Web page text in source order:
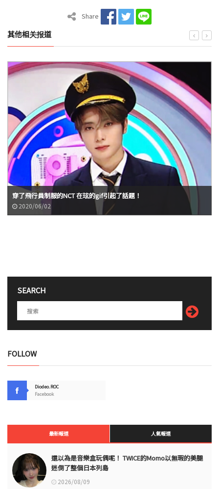
Share
其他相关报道
穿了飛行員制服的NCT 在玹的gif引起了話題！
2020/06/02
SEARCH
FOLLOW
Diodeo.ROC
Facebook
最新報道 人氣報道
還以為是音樂盒玩偶呢！ TWICE的Momo以無瑕的美腿
迷倒了整個日本列島
2026/08/09